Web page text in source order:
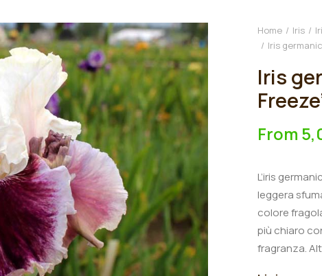
Home Iris
Iris
Iris
From
L’iris
leggera
colore
più chiaro
fragranza.A